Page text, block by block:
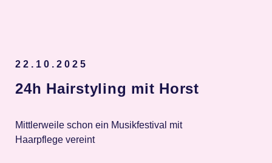
22.10.2025
24h Hairstyling mit Horst
Mittlerweile schon ein Musikfestival mit
Haarpflege vereint